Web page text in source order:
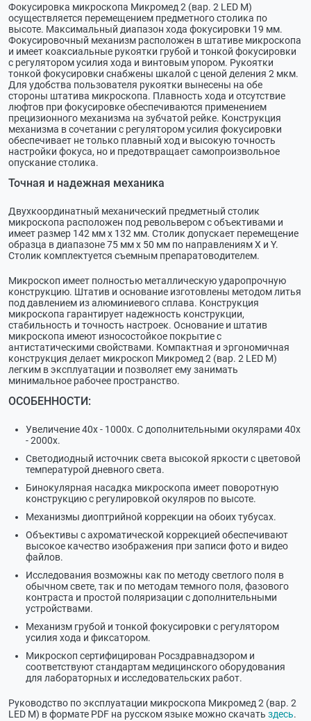
Фокусировка микроскопа Микромед 2 (вар. 2 LED М)
осуществляется перемещением предметного столика по
высоте. Максимальный диапазон хода фокусировки 19 мм.
Фокусировочный механизм расположен в штативе микроскопа
и имеет коаксиальные рукоятки грубой и тонкой фокусировки
с регулятором усилия хода и винтовым упором. Рукоятки
тонкой фокусировки снабжены шкалой с ценой деления 2 мкм.
Для удобства пользователя рукоятки вынесены на обе
стороны штатива микроскопа. Плавность хода и отсутствие
люфтов при фокусировке обеспечиваются применением
прецизионного механизма на зубчатой рейке. Конструкция
механизма в сочетании с регулятором усилия фокусировки
обеспечивает не только плавный ход и высокую точность
настройки фокуса, но и предотвращает самопроизвольное
опускание столика.
Точная и надежная механика
Двухкоординатный механический предметный столик
микроскопа расположен под револьвером с объективами и
имеет размер 142 мм х 132 мм. Столик допускает перемещение
образца в диапазоне 75 мм x 50 мм по направлениям X и Y.
Столик комплектуется съемным препаратоводителем.
Микроскоп имеет полностью металлическую ударопрочную
конструкцию. Штатив и основание изготовлены методом литья
под давлением из алюминиевого сплава. Конструкция
микроскопа гарантирует надежность конструкции,
стабильность и точность настроек. Основание и штатив
микроскопа имеют износостойкое покрытие с
антистатическими свойствами. Компактная и эргономичная
конструкция делает микроскоп Микромед 2 (вар. 2 LED М)
легким в эксплуатации и позволяет ему занимать
минимальное рабочее пространство.
ОСОБЕННОСТИ:
Увеличение 40х - 1000х. С дополнительными окулярами 40х
- 2000х.
Светодиодный источник света высокой яркости с цветовой
температурой дневного света.
Бинокулярная насадка микроскопа имеет поворотную
конструкцию с регулировкой окуляров по высоте.
Механизмы диоптрийной коррекции на обоих тубусах.
Объективы с ахроматической коррекцией обеспечивают
высокое качество изображения при записи фото и видео
файлов.
Исследования возможны как по методу светлого поля в
обычном свете, так и по методам темного поля, фазового
контраста и простой поляризации с дополнительными
устройствами.
Механизм грубой и тонкой фокусировки с регулятором
усилия хода и фиксатором.
Микроскоп сертифицирован Росздравнадзором и
соответствуют стандартам медицинского оборудования
для лабораторных и исследовательских работ.
Руководство по эксплуатации микроскопа Микромед 2 (вар. 2
LED М) в формате PDF на русском языке можно скачать здесь.